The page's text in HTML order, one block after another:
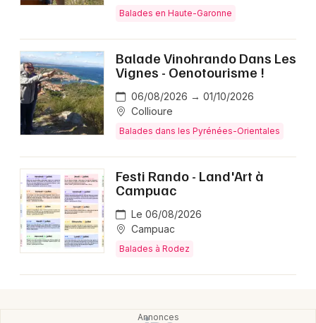
Actus en Occitanie
Magazine en Occitanie
Choisir mes départements
Je m'abonne
Balades en Haute-Garonne
Balade Vinohrando Dans Les
Vignes - Oenotourisme !
06/08/2026 → 01/10/2026
Collioure
Balades dans les Pyrénées-Orientales
Festi Rando - Land'Art à
Campuac
Le 06/08/2026
Campuac
Balades à Rodez